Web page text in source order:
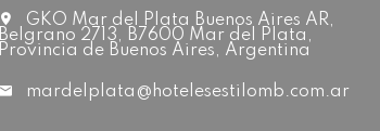
GKO Mar del Plata Buenos Aires AR,
Belgrano 2713, B7600 Mar del Plata,
Provincia de Buenos Aires, Argentina
mardelplata@hotelesestilomb.com.ar